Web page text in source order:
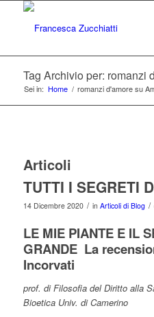
Tag Archivio per: romanzi
Sei in: Home / romanzi d'amore su
Articoli
TUTTI I SEGRETI
14 Dicembre 2020 / in Articoli di Blog /
LE MIE PIANTE E IL
GRANDE La
Incorvati
prof. di Filosofia del Diritto alla
Bioetica Univ. di Camerino